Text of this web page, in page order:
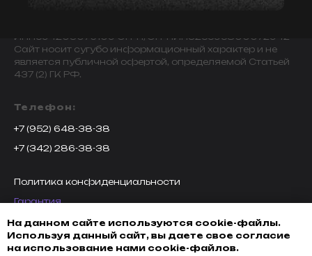
ИНН594203076109 ОГРН/ОГРНИП325595800072942
Сайт носит сугубо информационный характер и не
является публичной офертой, определяемой Статьей
437 (2) ГК РФ.
Телефон:
+7 (952) 648-38-38
+7 (342) 286-38-38
Политика конфиденциальности
Гарантия
Возврат товара
Доставка, оплата и кредитование
На данном сайте используются cookie-файлы.
Используя данный сайт, вы даете свое согласие
на использование нами cookie-файлов.